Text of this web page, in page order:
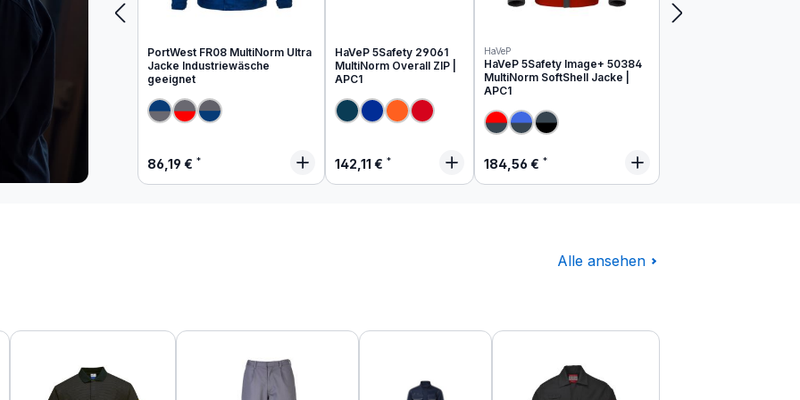
PortWest FR08 MultiNorm Ultra
Jacke Industriewäsche
geeignet
Regulärer Preis:
86,19 €
HaVeP 5Safety 29061
MultiNorm Overall ZIP |
APC1
Regulärer Preis:
142,11 €
HaVeP
HaVeP 5Safety Image+ 50384
MultiNorm SoftShell Jacke |
APC1
Regulärer Preis:
184,56 €
Alle ansehen